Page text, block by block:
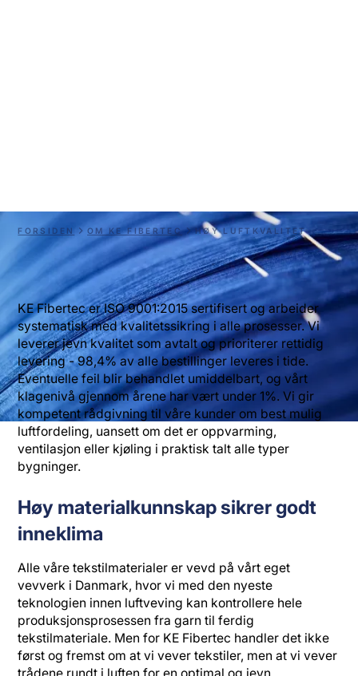
FORSIDEN OM KE FIBERTEC HØY LUFTKVALITET
KE Fibertec er ISO 9001:2015 sertifisert og arbeider
systematisk med kvalitetssikring i alle prosesser. Vi
leverer jevn kvalitet som avtalt og prioriterer rettidig
levering - 98,4% av alle bestillinger leveres i tide.
Eventuelle feil blir behandlet umiddelbart, og vårt
klagenivå gjennom årene har vært under 1%. Vi gir
kompetent rådgivning til våre kunder om best mulig
luftfordeling, uansett om det er oppvarming,
ventilasjon eller kjøling i praktisk talt alle typer
bygninger.
Høy materialkunnskap sikrer godt
inneklima
Alle våre tekstilmaterialer er vevd på vårt eget
vevverk i Danmark, hvor vi med den nyeste
teknologien innen luftveving kan kontrollere hele
produksjonsprosessen fra garn til ferdig
tekstilmateriale. Men for KE Fibertec handler det ikke
først og fremst om at vi vever tekstiler, men at vi vever